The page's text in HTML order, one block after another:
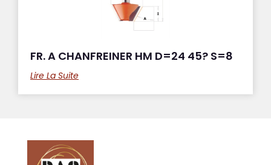
FR. A CHANFREINER HM D=24 45? S=8
Lire La Suite